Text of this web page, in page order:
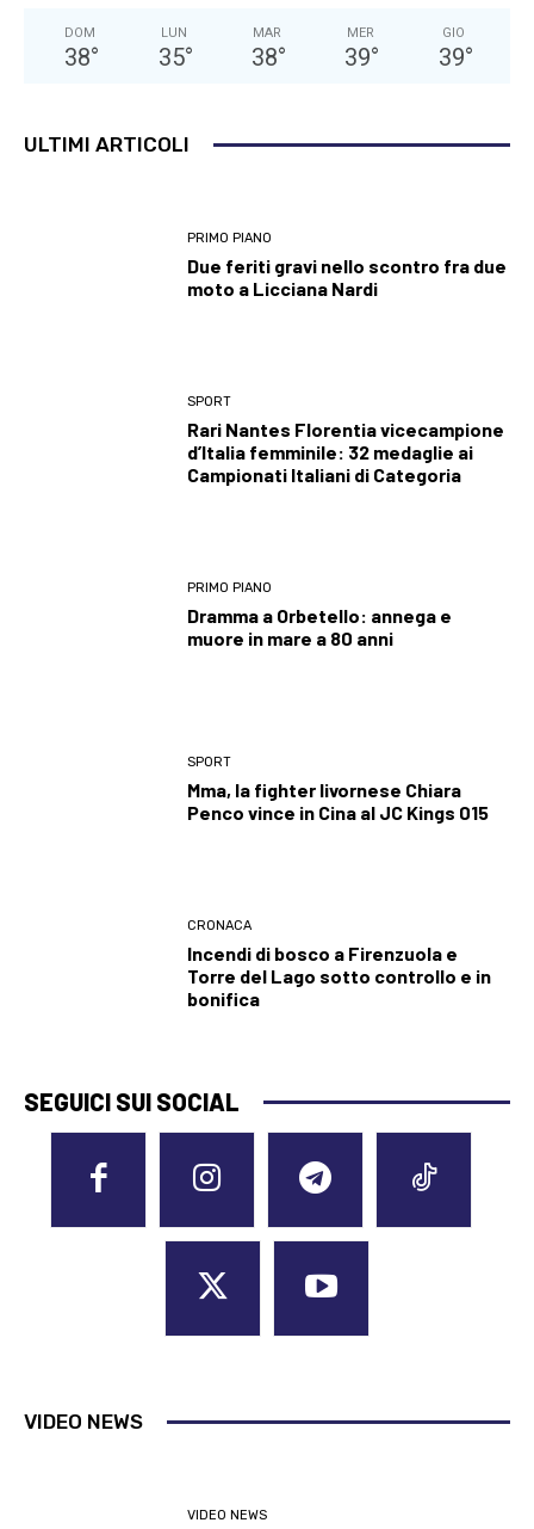
DOM
38°
LUN
35°
MAR
38°
MER
39°
GIO
39°
ULTIMI ARTICOLI
PRIMO PIANO
Due feriti gravi nello scontro fra due
moto a Licciana Nardi
SPORT
Rari Nantes Florentia vicecampione
d’Italia femminile: 32 medaglie ai
Campionati Italiani di Categoria
PRIMO PIANO
Dramma a Orbetello: annega e
muore in mare a 80 anni
SPORT
Mma, la fighter livornese Chiara
Penco vince in Cina al JC Kings 015
CRONACA
Incendi di bosco a Firenzuola e
Torre del Lago sotto controllo e in
bonifica
SEGUICI SUI SOCIAL
VIDEO NEWS
VIDEO NEWS